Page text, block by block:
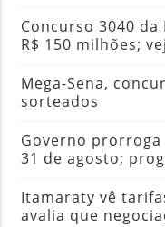
Concurso 3040 da
R$ 150 milhões;
Mega-Sena,
sorteados
Governo prorroga
31 de agosto;
Itamaraty vê
avalia que